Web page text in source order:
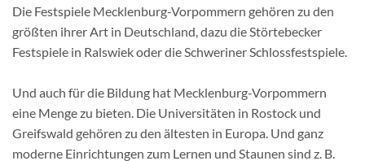
Die Festspiele Mecklenburg-Vorpommern gehören zu den
größten ihrer Art in Deutschland, dazu die Störtebecker
Festspiele in Ralswiek oder die Schweriner Schlossfestspiele.
Und auch für die Bildung hat Mecklenburg-Vorpommern
eine Menge zu bieten. Die Universitäten in Rostock und
Greifswald gehören zu den ältesten in Europa. Und ganz
moderne Einrichtungen zum Lernen und Staunen sind z. B.